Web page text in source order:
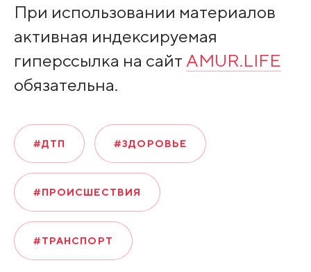
При использовании материалов
активная индексируемая
гиперссылка на сайт AMUR.LIFE
обязательна.
#ДТП #ЗДОРОВЬЕ
#ПРОИСШЕСТВИЯ
#ТРАНСПОРТ